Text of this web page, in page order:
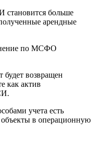
становится больше
арендные
по МСФО
будет возвращен
как актив
учета есть
в операционную